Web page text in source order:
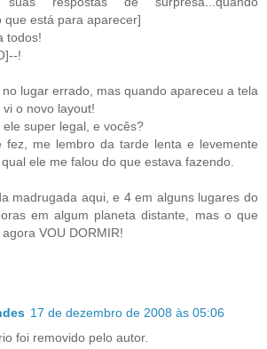
que está para aparecer]
todos!
!
no lugar errado, mas quando apareceu a tela
o novo layout!
ele super legal, e vocês?
fez, me lembro da tarde lenta e levemente
ele me falou do que estava fazendo.
madrugada aqui, e 4 em alguns lugares do
em algum planeta distante, mas o que
VOU DORMIR!
17 de dezembro de 2008 às 05:06
foi removido pelo autor.